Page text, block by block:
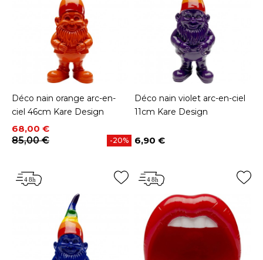
Déco nain orange arc-en-
ciel 46cm Kare Design
Prix
68,00 €
Prix de base
85,00 €
-20%
Déco nain violet arc-en-ciel
11cm Kare Design
Prix
6,90 €